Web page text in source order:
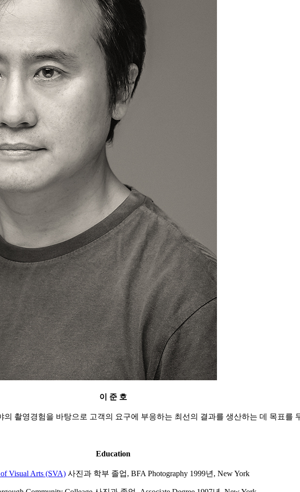
이 준 호
의 촬영경험을 바탕으로 고객의 요구에 부응하는 최선의 결과를 생산하는 데 목표를
Education
Visual Arts (SVA) 사진과 학부 졸업, BFA Photography 1999년, New York